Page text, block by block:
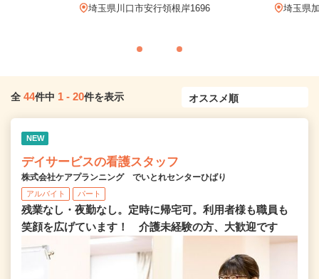
埼玉県川口市安行領根岸1696
埼玉県
全 44件中 1 - 20件を表示
NEW
デイサービスの看護スタッフ
株式会社ケアプランニング でいとれセンターひばり
アルバイト パート
残業なし・夜勤なし。定時に帰宅可。利用者様も職員も
笑顔を広げています！ 介護未経験の方、大歓迎です